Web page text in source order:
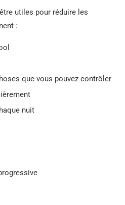
utiles pour réduire les
:
que vous pouvez contrôler
nuit